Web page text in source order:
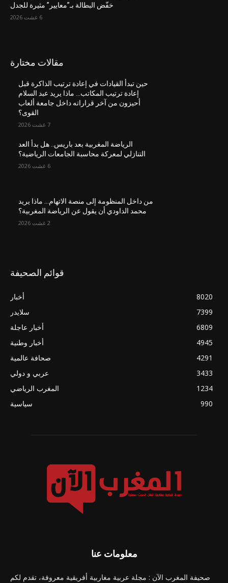
خفّض البطالة بـ”معايير” مثيرة للجدل
6 غشت 2026
مقالات مختارة
حين تبدأ القيادات في إعادة ترتيب الذاكرة قبل
إعادة ترتيب المكاتب… ماذا يريد عبد السلام
أحيزون من آخر قراراته داخل جامعة ألعاب
القوى؟
7 غشت 2026
الرياضة المغربية بعد باريس.. هل بدأ العد
التنازلي لمعركة محاسبة الجامعات الرياضية؟
6 غشت 2026
من داخل المنظومة إلى منصة الاتهام… ماذا يريد
محمد الداودي أن يقول عن الرياضة المغربية؟
2 غشت 2026
قوائم الصحيفة
أخبار
8020
سلايدر
7399
أخبار عاجلة
6809
أخبار وطنية
4945
صحافة عالمية
4291
عربي و دولي
3433
المغرب الرياضي
1234
سياسية
990
معلومات عنا
صحيفة المغرب الآن : مجلة عربية مغاربية أفريقية معروفة، تقدم لكم